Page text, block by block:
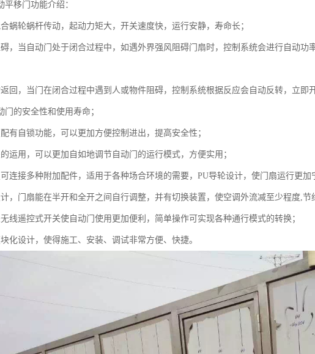
平移门功能介绍：
蜗轮蜗杆传动，起动力矩大，开关速度快，运行安静，寿命长；
，当自动门处于闭合过程中，如遇外界强风阻碍门扇时，控制系统会进行自动功
回，当门在闭合过程中遇到人或物件阻碍，控制系统根据反应会自动反转，立即
门的安全性和使用寿命；
有自锁功能，可以更加方便控制进出，提高安全性；
运用，可以更加自如地调节自动门的运行模式，方便实用；
连接多种附加配件，适用于各种场合环境的需要，PU导轮设计，使门扇运行更加
，门扇能在半开和全开之间自行调整，并有切换装置，使空调外流减至少程度,节
线遥控式开关使自动门使用更加便利，简单操作可实现各种通行模式的转换；
化设计，使得施工、安装、调试非常方便、快捷。